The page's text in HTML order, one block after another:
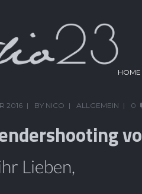
HOME
2016 BY NICO ALLGEMEIN 0
Lieben,